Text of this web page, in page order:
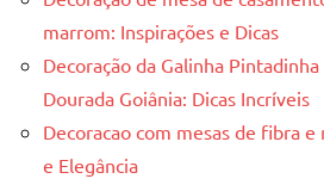
marrom: Inspirações e Dicas
Decoração da Galinha
Dourada Goiânia: Dicas Incríveis
Decoracao com mesas de fibra
e Elegância